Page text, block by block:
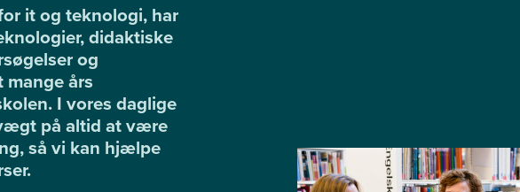
it og teknologi, har
didaktiske
og
års
I vores daglige
på altid at være
så vi kan hjælpe